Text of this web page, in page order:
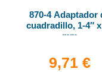
870-4 Adaptador
cuadradillo, 1-4″
mm
9,71 €